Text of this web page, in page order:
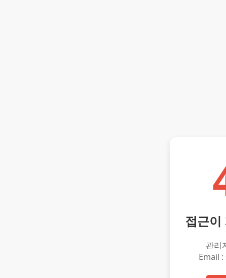
접근이
관리
Email